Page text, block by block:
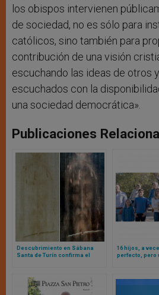
los obispos intervienen
de sociedad, no es sólo para
católicos, sino también para
contribución de una visión
escuchando las ideas de otros
escuchados con la
una sociedad democrática».
Publicaciones
Descubrimiento en Sábana
Santa de Turín confirma el
16 hijos, a
perfecto, pero